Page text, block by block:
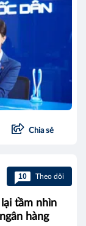
Chia sẻ
10 Theo dõi
tầm nhìn
hàng